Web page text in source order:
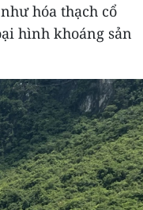
hóa thạch cổ
hình khoáng sản